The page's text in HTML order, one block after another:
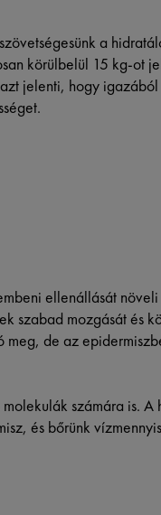
a
körülbelül 15 kg-ot
jelenti, hogy
ellenállását
szabad mozgását és
de az
számára is. A
és bőrünk